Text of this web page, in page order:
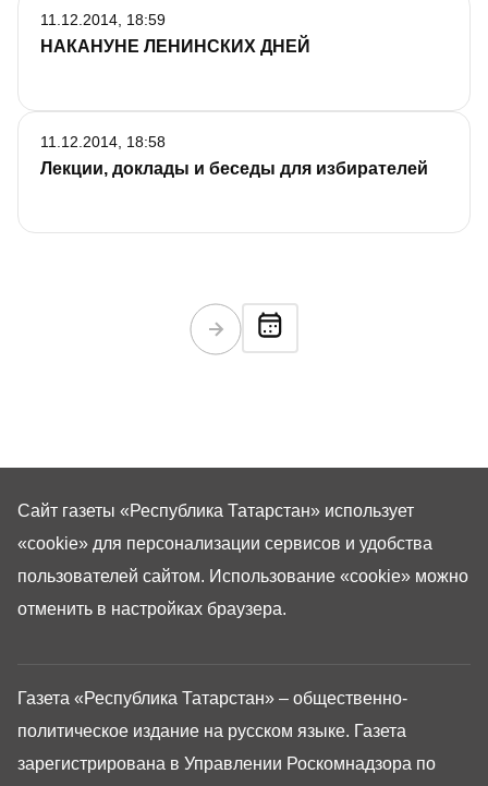
НАКАНУНЕ ЛЕНИНСКИХ ДНЕЙ
11.12.2014, 18:59
Лекции, доклады и беседы для избирателей
11.12.2014, 18:58
Газета «Республика Татарстан» – общественно-
политическое издание на русском языке. Газета
зарегистрирована в Управлении Роскомнадзора по
Сайт газеты «Республика Татарстан» использует
«cookie» для персонализации сервисов и удобства
пользователей сайтом. Использование «cookie» можно
отменить в настройках браузера.